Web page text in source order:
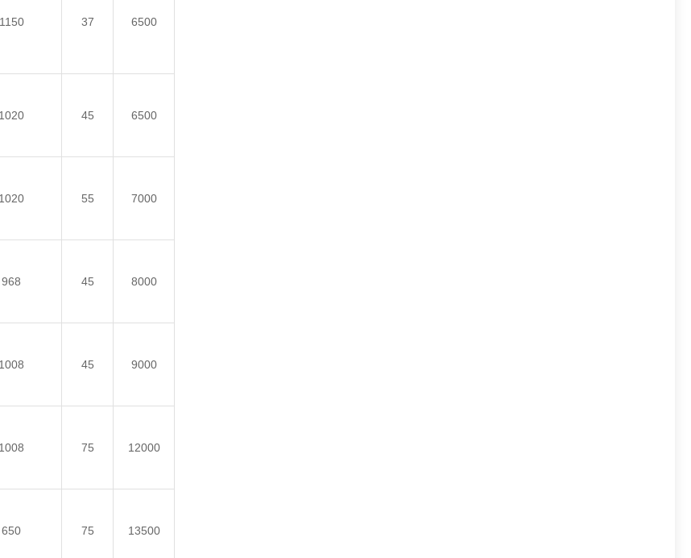
1150 37 6500
1020 45 6500
1020 55 7000
968 45 8000
1008 45 9000
1008 75 12000
650 75 13500